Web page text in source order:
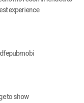
experience
to show